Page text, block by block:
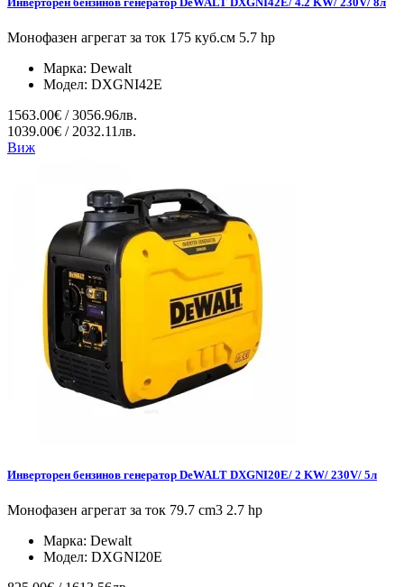
Монофазен агрегат за ток 175 куб.см 5.7 hp
Марка: Dewalt
Модел: DXGNI42E
1563.00€ / 3056.96лв.
1039.00€ / 2032.11лв.
Виж
Инверторен бензинов генератор DeWALT DXGNI20E/ 2 KW/ 230V/ 5л
Монофазен агрегат за ток 79.7 cm3 2.7 hp
Марка: Dewalt
Модел: DXGNI20E